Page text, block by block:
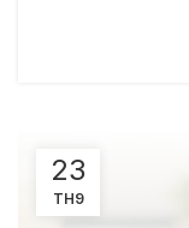
23
TH9